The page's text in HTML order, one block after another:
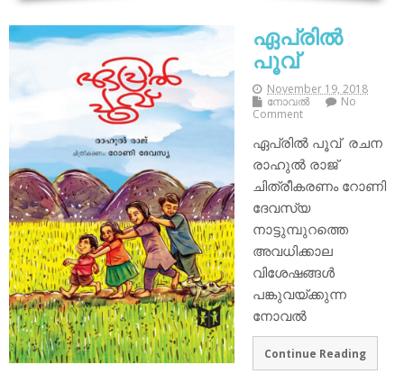
ഏപ്രില്‍
പൂവ്
November 19, 2018
നോവല്‍
No
Comment
ഏപ്രില്‍ പൂവ് രചന
രാഹുല്‍ രാജ്
ചിത്രീകരണം റോണി
ദേവസ്യ
നാട്ടുമ്പുറത്തെ
അവധിക്കാല
വിശേഷങ്ങള്‍
പങ്കുവയ്ക്കുന്ന
നോവല്‍
Continue Reading